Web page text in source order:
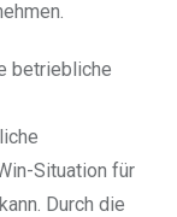
betriebliche
Situation für
Durch die